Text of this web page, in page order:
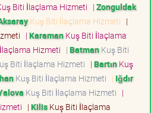
Biti İlaçlama Hizmeti | Zonguldak
Kuş Biti İlaçlama Hizmeti |
| KaramanKuş Biti İlaçlama
Hizmeti | BatmanKuş Biti
Biti İlaçlama Hizmeti | BartınKuş
Kuş Biti İlaçlama Hizmeti | Iğdır
Kuş Biti İlaçlama Hizmeti |
| KilisKuş Biti İlaçlama